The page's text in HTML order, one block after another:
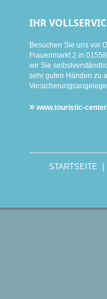
IHR
Besuchen Sie uns vor
Frauenmarkt 2 in
wir Sie
sehr guten Händen zu
» www.touristic-
STARTSEITE